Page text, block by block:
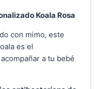
Koala Rosa
con mimo, este
es el
a tu bebé